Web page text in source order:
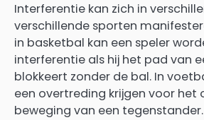
Interferentie kan zich in
verschillende sporten
in basketbal kan een speler
interferentie als hij het pad van
blokkeert zonder de bal. In
een overtreding krijgen voor het
beweging van een tegenstander.